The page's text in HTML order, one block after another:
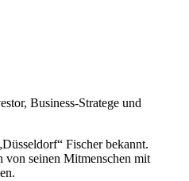
Business-Stratege und
Fischer bekannt.
von seinen Mitmenschen mit